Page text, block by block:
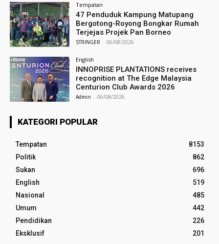
Tempatan
47 Penduduk Kampung Matupang
Bergotong-Royong Bongkar Rumah
Terjejas Projek Pan Borneo
STRINGER - 06/08/2026
English
INNOPRISE PLANTATIONS receives
recognition at The Edge Malaysia
Centurion Club Awards 2026
Admin - 06/08/2026
KATEGORI POPULAR
Tempatan
8153
Politik
862
Sukan
696
English
519
Nasional
485
Umum
442
Pendidikan
226
Eksklusif
201